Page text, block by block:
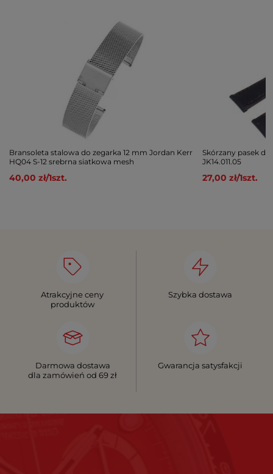
Bransoleta stalowa do zegarka 12 mm Jordan Kerr
HQ04 S-12 srebrna siatkowa mesh
40,00 zł/1szt.
Skórzany pasek
JK14.011.05
27,00 zł/1szt.
Atrakcyjne ceny
produktów
Szybka dostawa
Darmowa dostawa
dla zamówień od 69 zł
Gwarancja satysfakcji